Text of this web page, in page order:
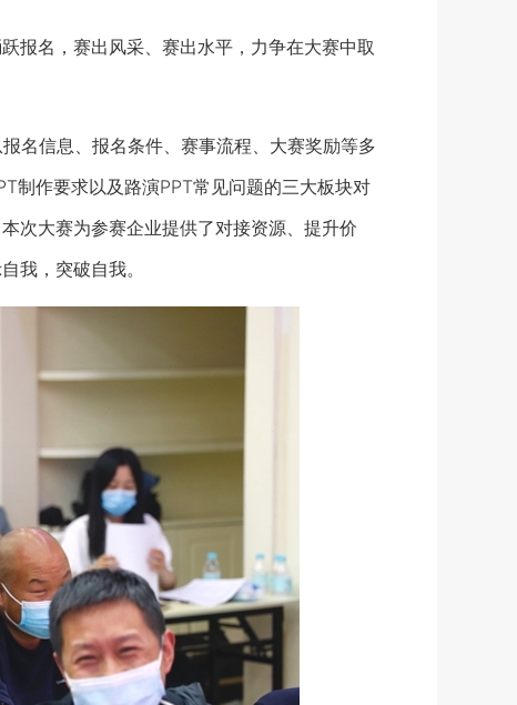
名，赛出风采、赛出水平，力争在大赛中取
名信息、报名条件、赛事流程、大赛奖励等多
制作要求以及路演PPT常见问题的三大板块对
次大赛为参赛企业提供了对接资源、提升价
我，突破自我。